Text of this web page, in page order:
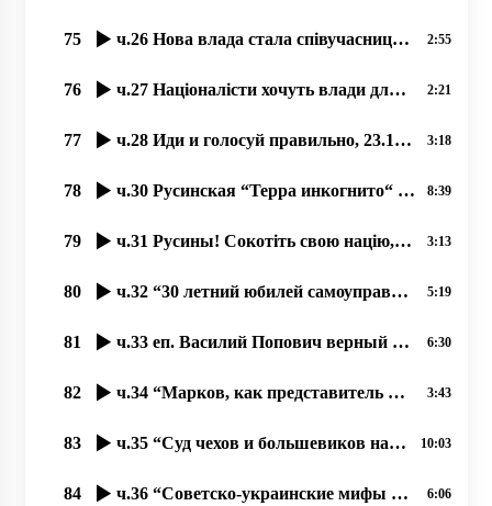
75 ч.26 Нова влада стала співучасниця і богоборчих законів Порошенка, 21.10.2020, прот. Димитрий Сидор 2:55
76 ч.27 Націоналісти хочуть влади для боротьби з Церквою, 23.10.2020 прот. Димитрий Сидор 2:21
77 ч.28 Иди и голосуй правильно, 23.10.2020 прот. Димитрий Сидор 3:18
78 ч.30 Русинская “Терра инкогнито“ в центре Европы. 30.10.2020, прот. Димитрий Сидор 8:39
79 ч.31 Русины! Сокотіть свою націю, язык і історичну память! 31.10.2020 прот. Димитрий Сидор 3:13
80 ч.32 “30 летний юбилей самоуправления УПЦ“, 30.10.2020, прот. Димитрий Сидор 5:19
81 ч.33 еп. Василий Попович верный продолжатель Андрея Бачинского 31.10.2020 прот. Димитрий Сидор 6:30
82 ч.34 “Марков, как представитель Руського Міра Галичины и Киева“ 01.11.2020 прот. Димитрий Сидор 3:43
83 ч.35 “Суд чехов и большевиков над русином Андреем Бродием“ 02.11.2020 прот. Димитрий Сидор 10:03
84 ч.36 “Советско-украинские мифы об освобождении Ужгорода“ 03.11.2020 прот. Димитрий Сидор 6:06